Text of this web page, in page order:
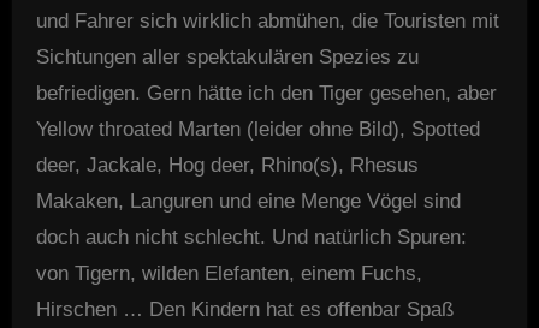
und Fahrer sich wirklich abmühen, die Touristen mit
Sichtungen aller spektakulären Spezies zu
befriedigen. Gern hätte ich den Tiger gesehen, aber
Yellow throated Marten (leider ohne Bild), Spotted
deer, Jackale, Hog deer, Rhino(s), Rhesus
Makaken, Languren und eine Menge Vögel sind
doch auch nicht schlecht. Und natürlich Spuren:
von Tigern, wilden Elefanten, einem Fuchs,
Hirschen … Den Kindern hat es offenbar Spaß